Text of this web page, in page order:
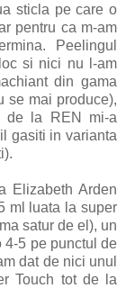
sticla pe care o
pentru ca m-am
Peelingul
si nici nu l-am
din gama
se mai produce),
de la REN mi-a
gasiti in varianta
Elizabeth Arden
ml luata la super
satur de el), un
4-5 pe punctul de
dat de nici unul
Touch tot de la